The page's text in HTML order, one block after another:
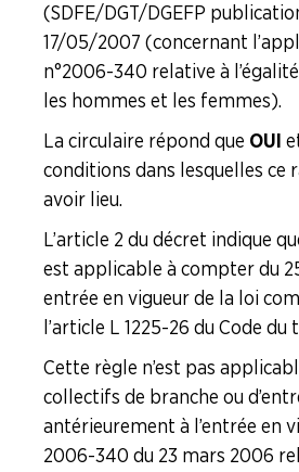
Les Risques Industriels Majeurs
Formation Syndicale
NOUS
CONNAÎTRE
BOITE
OUTILS
AGENDA
Pourquoi
adhérer ?
(SDFE/DGT/DGEFP
17/05/2007 (concernant
n° 2006-340 relative à
les hommes et les femmes).
La circulaire répond que OUI
conditions dans lesquelles ce
avoir lieu.
L’article 2 du décret indique
est applicable à compter du
entrée en vigueur de la loi
l’article L 1225-26 du Code du
Cette règle n’est pas
collectifs de branche ou
antérieurement à l’entrée en
2006-340 du 23 mars 2006